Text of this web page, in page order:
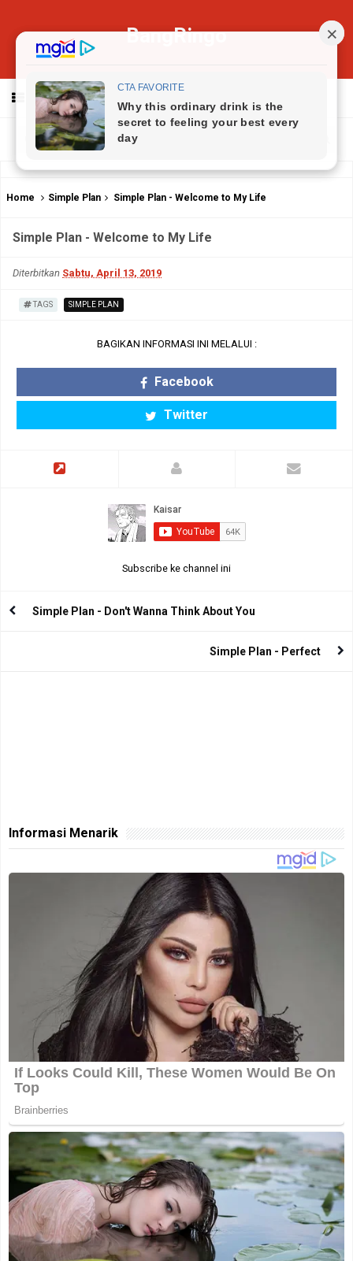
BangRingo
MENU
Home Simple Plan Simple Plan - Welcome to My Life
Simple Plan - Welcome to My Life
Diterbitkan Sabtu, April 13, 2019
TAGS SIMPLE PLAN
BAGIKAN INFORMASI INI MELALUI :
Facebook
Twitter
Subscribe ke channel ini
Simple Plan - Don't Wanna Think About You
Simple Plan - Perfect
Informasi Menarik